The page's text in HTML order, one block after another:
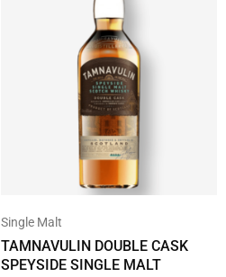
Single Malt
TAMNAVULIN DOUBLE CASK
SPEYSIDE SINGLE MALT